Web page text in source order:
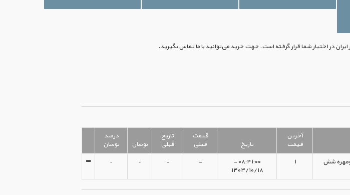
در اختیار شما قرار گرفته است. جهت خرید می‌توانید با ما تماس بگیرید.
آخرین
قیمت
تاریخ
قیمت
قبلی
تاریخ
قبلی
نوسان
درصد
نوسان
ومهره شش
۱
۰۸:۴۱:۰۰ -
۱۴۰۳/۱۰/۱۸
-
-
-
-